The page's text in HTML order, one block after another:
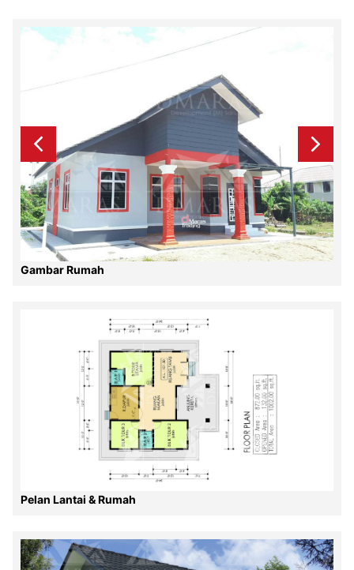
Gambar Rumah
Pelan Lantai & Rumah